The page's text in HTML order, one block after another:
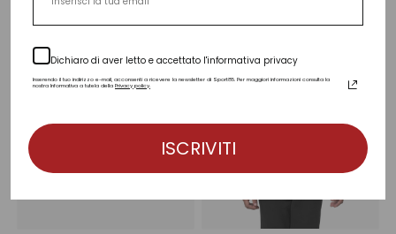
Dichiaro di aver letto e accettato l'informativa privacy
Inserendo il tuo indirizzo e-mail, acconsenti a ricevere la newsletter di Sport85. Per maggiori informazioni consulta la
nostra Informativa a tutela della Privacy policy.
ISCRIVITI